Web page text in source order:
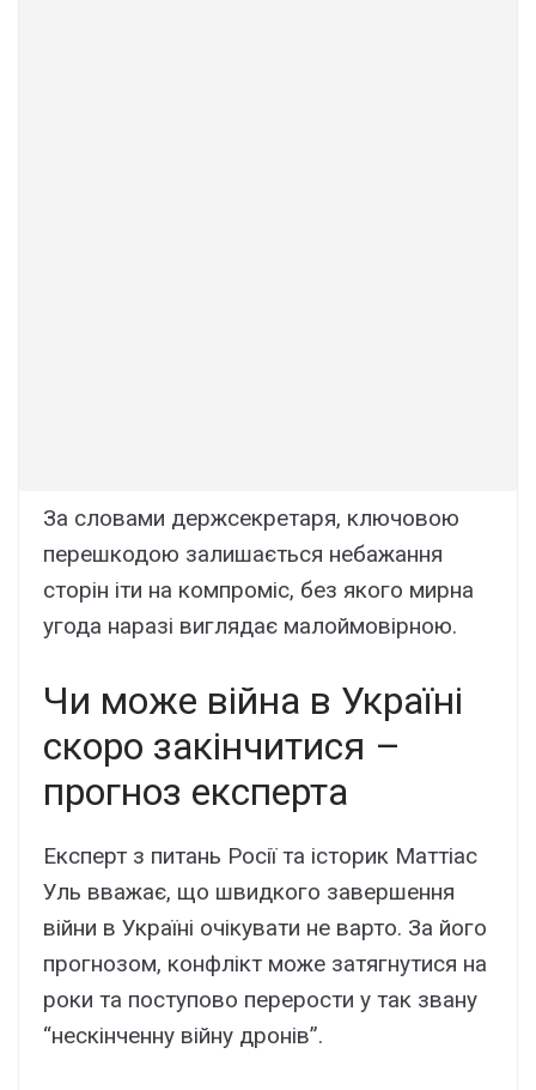
За словами держсекретаря, ключовою
перешкодою залишається небажання
сторін іти на компроміс, без якого мирна
угода наразі виглядає малоймовірною.
Чи може війна в Україні
скоро закінчитися –
прогноз експерта
Експерт з питань Росії та історик Маттіас
Уль вважає, що швидкого завершення
війни в Україні очікувати не варто. За його
прогнозом, конфлікт може затягнутися на
роки та поступово перерости у так звану
“нескінченну війну дронів”.